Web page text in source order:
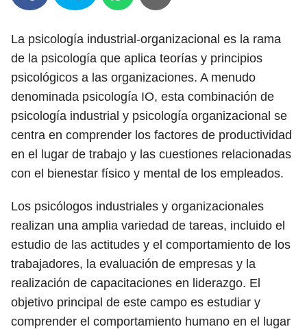
La psicología industrial-organizacional es la rama
de la psicología que aplica teorías y principios
psicológicos a las organizaciones. A menudo
denominada psicología IO, esta combinación de
psicología industrial y psicología organizacional se
centra en comprender los factores de productividad
en el lugar de trabajo y las cuestiones relacionadas
con el bienestar físico y mental de los empleados.
Los psicólogos industriales y organizacionales
realizan una amplia variedad de tareas, incluido el
estudio de las actitudes y el comportamiento de los
trabajadores, la evaluación de empresas y la
realización de capacitaciones en liderazgo. El
objetivo principal de este campo es estudiar y
comprender el comportamiento humano en el lugar